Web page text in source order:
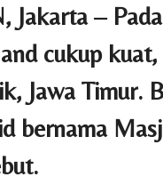
Jakarta –
cukup
Jawa Timur.
bernama